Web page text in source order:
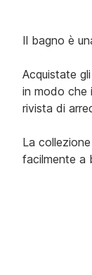
Il bagno è
Acquistate
in modo che
rivista di
La
facilmente a